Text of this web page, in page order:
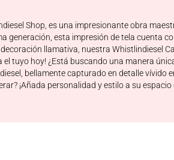
Shop, es una impresionante obra
generación, esta impresión de tela cuenta
llamativa, nuestra Whistlindiesel
tuyo hoy! ¿Está buscando una manera
bellamente capturado en detalle vívido
¡Añada personalidad y estilo a su espacio